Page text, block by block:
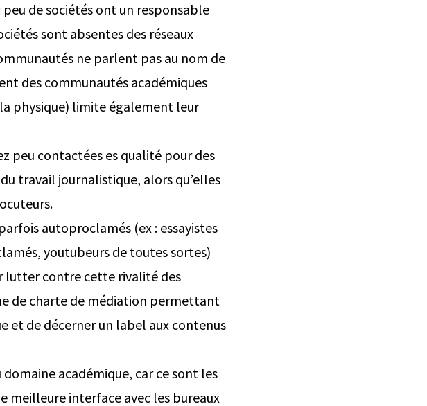
de sociétés ont un responsable
sont absentes des réseaux
ne parlent pas au nom de
des communautés académiques
physique) limite également leur
peu contactées es qualité pour des
travail journalistique, alors qu’elles
autoproclamés (ex : essayistes
youtubeurs de toutes sortes)
lutter contre cette rivalité des
de charte de médiation permettant
et de décerner un label aux contenus
académique, car ce sont les
meilleure interface avec les bureaux